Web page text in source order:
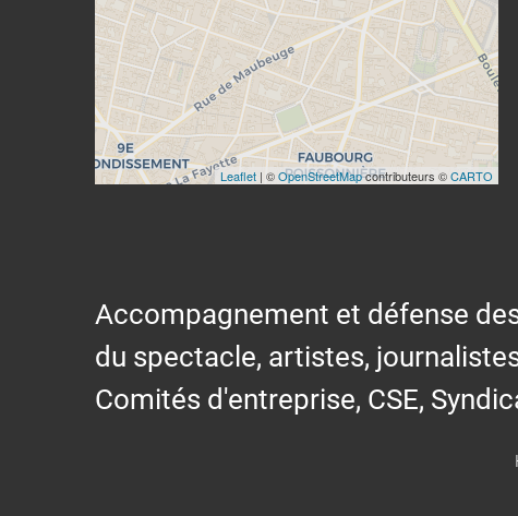
Leaflet| ©OpenStreetMapcontributeurs ©CARTO
Accompagnement et défense
du spectacle, artistes,
Comités d'entreprise, CSE,